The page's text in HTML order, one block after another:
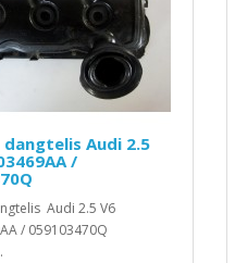
Audi 2.5
/
Audi 2.5 V6
/ 059103470Q